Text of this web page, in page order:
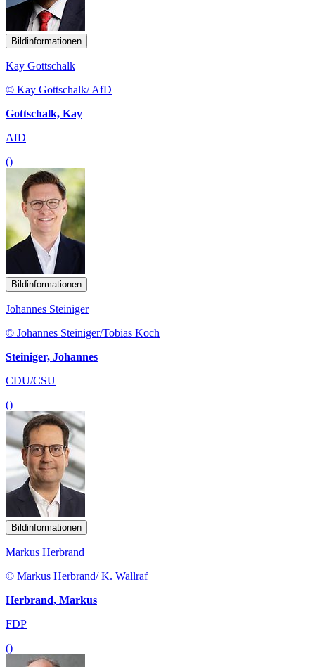
Bildinformationen
Kay Gottschalk
© Kay Gottschalk/ AfD
Gottschalk, Kay
AfD
()
Bildinformationen
Johannes Steiniger
© Johannes Steiniger/Tobias Koch
Steiniger, Johannes
CDU/CSU
()
Bildinformationen
Markus Herbrand
© Markus Herbrand/ K. Wallraf
Herbrand, Markus
FDP
()